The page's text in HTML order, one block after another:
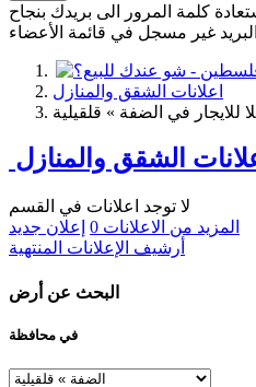
غير مسجل في قائمة الأعضاء
اعلانات الشقق والمنازل
للايجار في الضفة » قلقيلية
الشقق والمنازل
لا توجد اعلانات في القسم
المزيد من الاعلانات 0 إعلان جديد
أرشيف الإعلانات المنتهية
البحث عن أرض
في محافظة